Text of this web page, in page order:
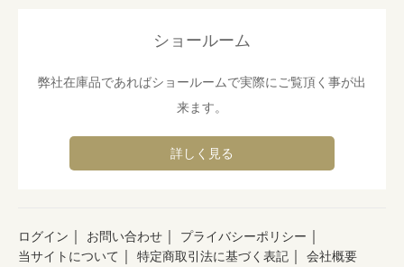
ショールーム
弊社在庫品であればショールームで実際にご覧頂く事が出
来ます。
詳しく見る
ログイン ｜ お問い合わせ ｜ プライバシーポリシー ｜
当サイトについて ｜ 特定商取引法に基づく表記 ｜ 会社概要